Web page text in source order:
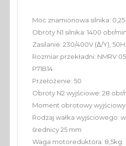
Moc znamionowa silnika:
Obroty N1 silnika: 1400 obr/min
Zasilanie: 230/400V (Δ/Y),
Rozmiar przekładni: NMRV
P71B14
Przełożenie: 50
Obroty N2 wyjściowe: 28 obr/
Moment obrotowy
Rodzaj wałka wyjściowego:
średnicy 25 mm
Waga motoreduktora: 8,5kg